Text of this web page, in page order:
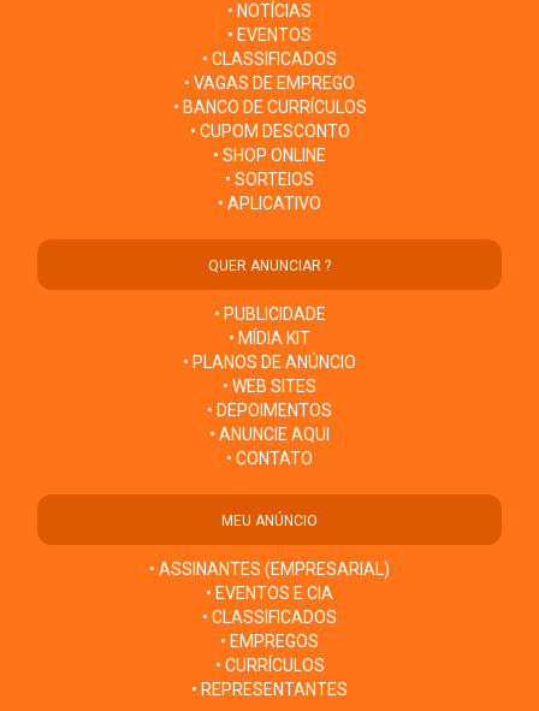
• NOTÍCIAS
• EVENTOS
• CLASSIFICADOS
• VAGAS DE EMPREGO
• BANCO DE CURRÍCULOS
• CUPOM DESCONTO
• SHOP ONLINE
• SORTEIOS
• APLICATIVO
QUER ANUNCIAR ?
• PUBLICIDADE
• MÍDIA KIT
• PLANOS DE ANÚNCIO
• WEB SITES
• DEPOIMENTOS
• ANUNCIE AQUI
• CONTATO
MEU ANÚNCIO
• ASSINANTES (EMPRESARIAL)
• EVENTOS E CIA
• CLASSIFICADOS
• EMPREGOS
• CURRÍCULOS
• REPRESENTANTES